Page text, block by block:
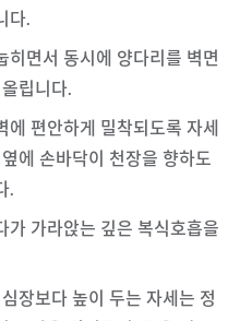
다.
히면서 동시에 양다리를 벽면
립니다.
편안하게 밀착되도록 자세
에 손바닥이 천장을 향하도
.
가 가라앉는 깊은 복식호흡을
장보다 높이 두는 자세는 정